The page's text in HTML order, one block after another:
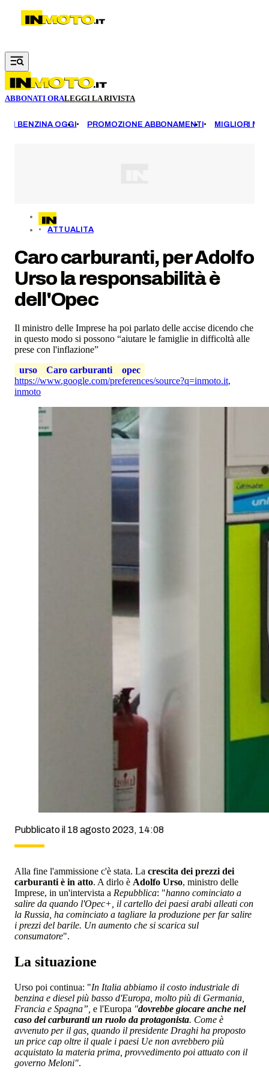
Vai al contenuto principale
ABBONATI ORALEGGI LA RIVISTA
BENZINA OGGI PROMOZIONE ABBONAMENTI MIGLIORI
ATTUALITA
Caro carburanti, per Adolfo
Urso la responsabilità è
dell'Opec
Il ministro delle Imprese ha poi parlato delle accise dicendo che
in questo modo si possono “aiutare le famiglie in difficoltà alle
prese con l'inflazione”
urso
Caro carburanti
opec
https://www.google.com/preferences/source?q=inmoto.it,
inmoto
Pubblicato il 18 agosto 2023, 14:08
Alla fine l'ammissione c'è stata. La crescita dei prezzi dei
carburanti è in atto. A dirlo è Adolfo Urso, ministro delle
Imprese, in un'intervista a Repubblica: "hanno cominciato a
salire da quando l'Opec+, il cartello dei paesi arabi alleati con
la Russia, ha cominciato a tagliare la produzione per far salire
i prezzi del barile. Un aumento che si scarica sul
consumatore".
La situazione
Urso poi continua: "In Italia abbiamo il costo industriale di
benzina e diesel più basso d'Europa, molto più di Germania,
Francia e Spagna”, e l'Europa "dovrebbe giocare anche nel
caso dei carburanti un ruolo da protagonista. Come è
avvenuto per il gas, quando il presidente Draghi ha proposto
un price cap oltre il quale i paesi Ue non avrebbero più
acquistato la materia prima, provvedimento poi attuato con il
governo Meloni".